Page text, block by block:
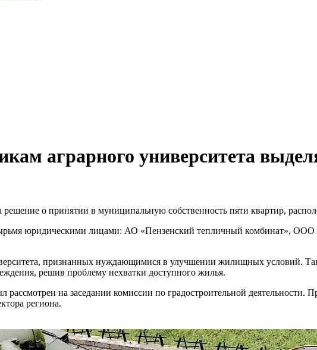
аграрного университета
решение о принятии в муниципальную собственность пяти квартир,
юридическими лицами: АО «Пензенский тепличный комбинат»,
признанных нуждающимися в улучшении жилищных условий.
решив проблему нехватки доступного жилья.
на заседании комиссии по градостроительной деятельности.
региона.